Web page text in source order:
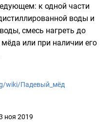
к одной части
воды и
, смесь нагреть до
или при наличии его
wiki/Падевый_мёд
ноя 2019